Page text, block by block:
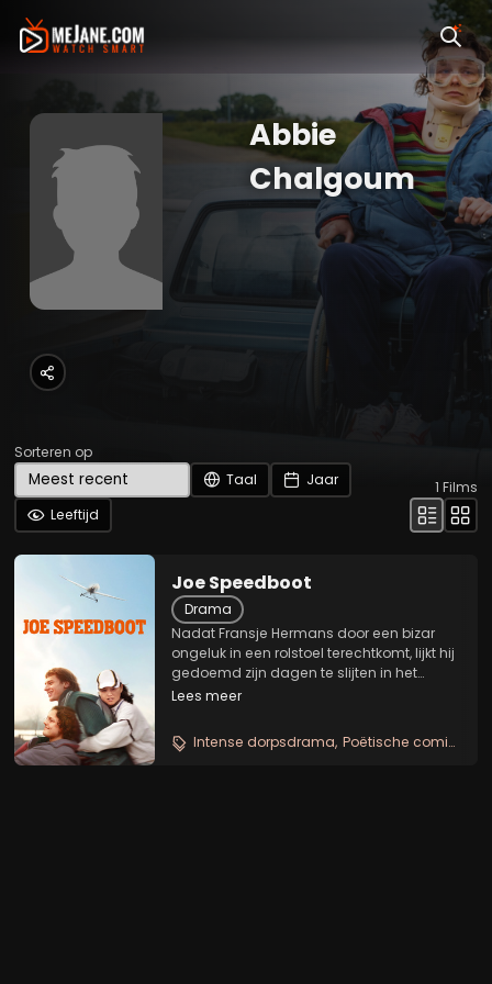
Abbie
Chalgoum
Sorteren op
Taal
Jaar
Leeftijd
1 Films
Joe Speedboot
Drama
Nadat Fransje Hermans door een bizar
ongeluk in een rolstoel terechtkomt, lijkt hij
gedoemd zijn dagen te slijten in het
slome dorp Lomark. Door het ongeluk kan
één functionele arm na, lijkt zijn leven...
Lees meer
Intense dorpsdrama Poëtische coming of age